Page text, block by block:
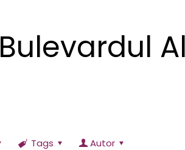
Bulevardul
Tags Autor